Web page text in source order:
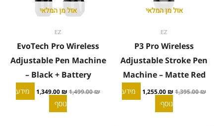
אזל מן המלאי
EZ
P3 Pro Wireless
Adjustable Stroke Pen
Machine – Matte Red
1,395.00₪
1,255.00 ₪
מידע
נוסף
אזל מן המלאי
EZ
EvoTech Pro Wireless
Adjustable Pen Machine
– Black + Battery
1,499.00₪
1,349.00 ₪
מידע
נוסף